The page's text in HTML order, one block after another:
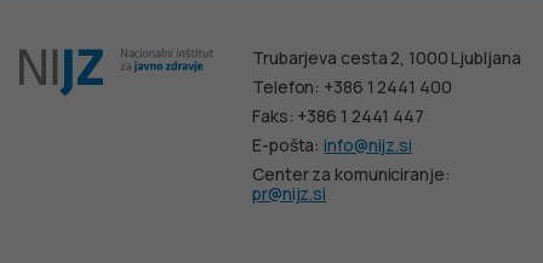
Trubarjeva cesta 2, 1000 Ljubljana
Telefon: +386 1 2441 400
Faks: +386 1 2441 447
E-pošta:info@nijz.si
Center za komuniciranje:
pr@nijz.si